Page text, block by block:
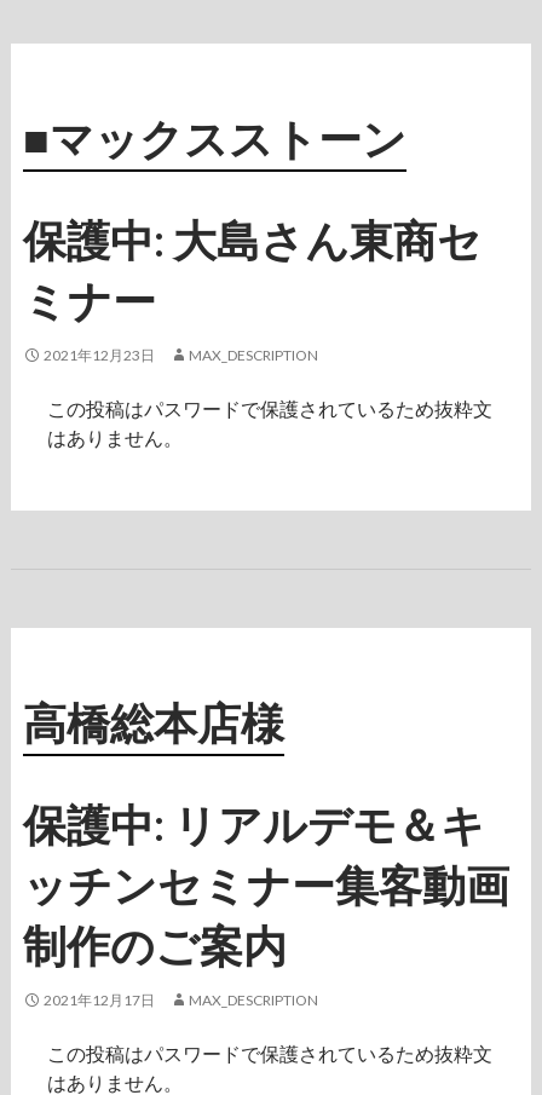
ー
ダ
の
履
■マックスストーン
保護中: 大島さん東商セ
ミナー
2021年12月23日 MAX_DESCRIPTION
この投稿はパスワードで保護されているため抜粋文
はありません。
高橋総本店様
保護中: リアルデモ＆キ
ッチンセミナー集客動画
制作のご案内
2021年12月17日 MAX_DESCRIPTION
この投稿はパスワードで保護されているため抜粋文
はありません。